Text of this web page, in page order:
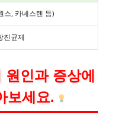
스, 카네스텐 등)
진균제
원인과 증상에
보세요.